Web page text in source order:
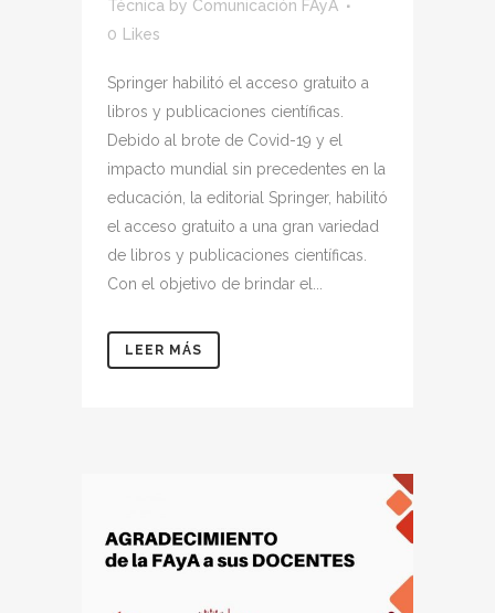
Técnica by Comunicación FAyA
0
Likes
Springer habilitó el acceso gratuito a
libros y publicaciones científicas.
Debido al brote de Covid-19 y el
impacto mundial sin precedentes en la
educación, la editorial Springer, habilitó
el acceso gratuito a una gran variedad
de libros y publicaciones científicas.
Con el objetivo de brindar el...
LEER MÁS